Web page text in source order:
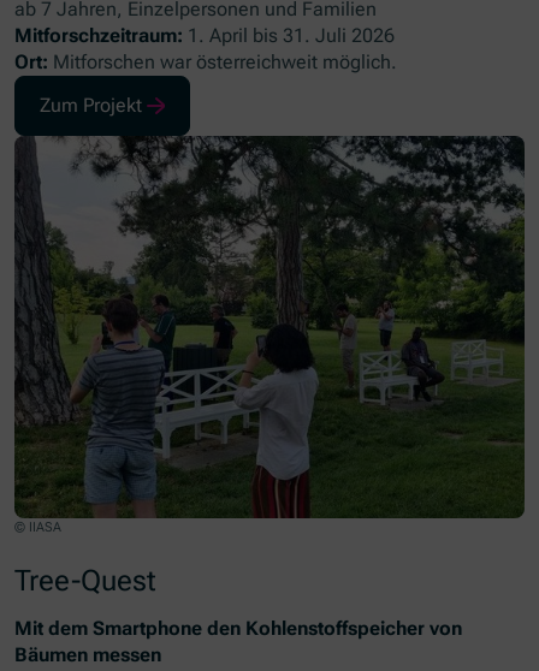
ab 7 Jahren, Einzelpersonen und Familien
Mitforschzeitraum: 1. April bis 31. Juli 2026
Ort: Mitforschen war österreichweit möglich.
Zum Projekt
(Öffnet in neuem Fenster)
© IIASA
Tree-Quest
Mit dem Smartphone den Kohlenstoffspeicher von
Bäumen messen